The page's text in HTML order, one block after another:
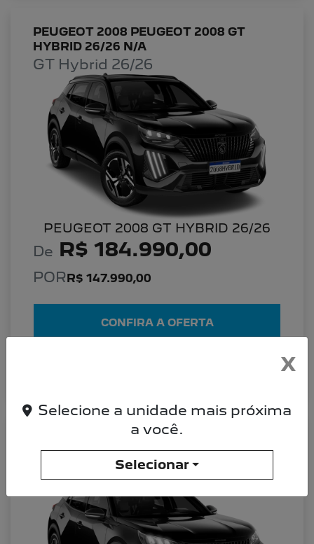
PEUGEOT 2008 PEUGEOT 2008 GT
HYBRID 26/26 N/A
GT Hybrid 26/26
PEUGEOT 2008 GT HYBRID 26/26
De R$ 184.990,00
PORR$ 147.990,00
CONFIRA A OFERTA
PEUGEOT 2008 PEUGEOT 2008 ALLURE
26/26 TURBO 200
Allure 26/26
X
Selecione a unidade mais próxima
a você.
Selecionar